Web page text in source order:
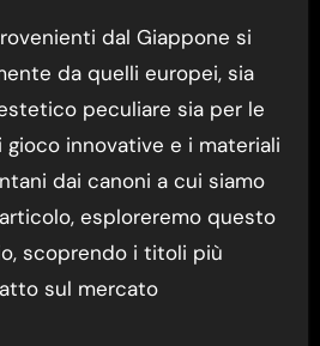
dal Giappone si
da quelli europei, sia
peculiare sia per le
innovative e i materiali
dai canoni a cui siamo
esploreremo questo
scoprendo i titoli più
sul mercato